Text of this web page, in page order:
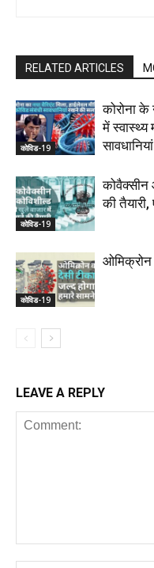
RELATED ARTICLES
कोविड-19
कोरोना के
में स्वास्थ्य
कोविड-19
कोवैक्सीन
की
कोविड-19
ओमिक्रोन
LEAVE A REPLY